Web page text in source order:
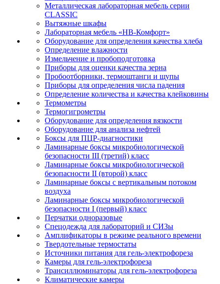
Металлическая лабораторная мебель серии
CLASSIC
Вытяжные шкафы
Лабораторная мебель «НВ-Комфорт»
Оборудование для определения качества хлеба
Определение влажности
Измельчение и пробоподготовка
Приборы для оценки качества зерна
Пробоотборники, термоштанги и щупы
Приборы для определения числа падения
Определение количества и качества клейковины
Термометры
Термогигрометры
Оборудование для определения вязкости
Оборудование для анализа нефтей
Боксы для ПЦР-диагностики
Ламинарные боксы микробиологической
безопасности III (третий) класс
Ламинарные боксы микробиологической
безопасности II (второй) класс
Ламинарные боксы с вертикальным потоком
воздуха
Ламинарные боксы микробиологической
безопасности I (первый) класс
Перчатки одноразовые
Спецодежда для лабораторий и СИЗы
Амплификаторы в режиме реального времени
Твердотельные термостаты
Источники питания для гель-электрофореза
Камеры для гель-электрофореза
Трансиллюминаторы для гель-электрофореза
Климатические камеры